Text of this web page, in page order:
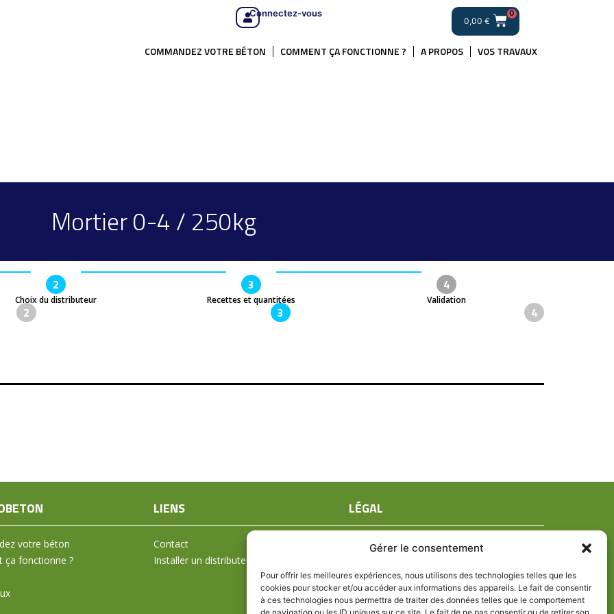
Gérer le consentement
Pour offrir les meilleures expériences, nous utilisons des technologies telles que les
cookies pour stocker et/ou accéder aux informations des appareils. Le fait de consentir
à ces technologies nous permettra de traiter des données telles que le comportement
Connectez-vous
0,00 €
0
COMMANDEZ VOTRE BÉTON COMMENT ÇA FONCTIONNE ? A PROPOS VOS TRAVAUX
Mortier 0-4 / 250kg
2
Choix du distributeur
3
Recettes et quantitées
4
Validation
2 3 4
votre béton
ça fonctionne ?
LIENS
Contact
Installer un distributeur
LÉGAL
Mentions légales
Politique de confidentialité
Politique de cookies (UE)